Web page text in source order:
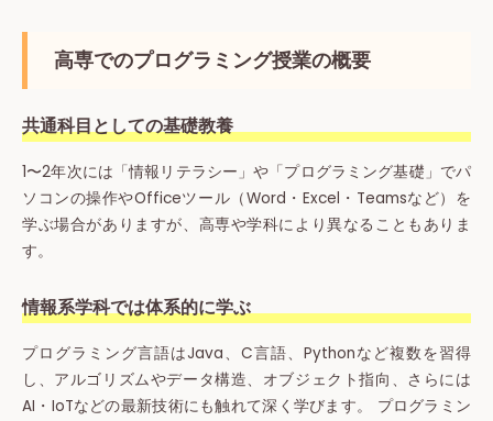
高専でのプログラミング授業の概要
共通科目としての基礎教養
1〜2年次には「情報リテラシー」や「プログラミング基礎」でパ
ソコンの操作やOfficeツール（Word・Excel・Teamsなど）を
学ぶ場合がありますが、高専や学科により異なることもありま
す。
情報系学科では体系的に学ぶ
プログラミング言語はJava、C言語、Pythonなど複数を習得
し、アルゴリズムやデータ構造、オブジェクト指向、さらには
AI・IoTなどの最新技術にも触れて深く学びます。 プログラミン